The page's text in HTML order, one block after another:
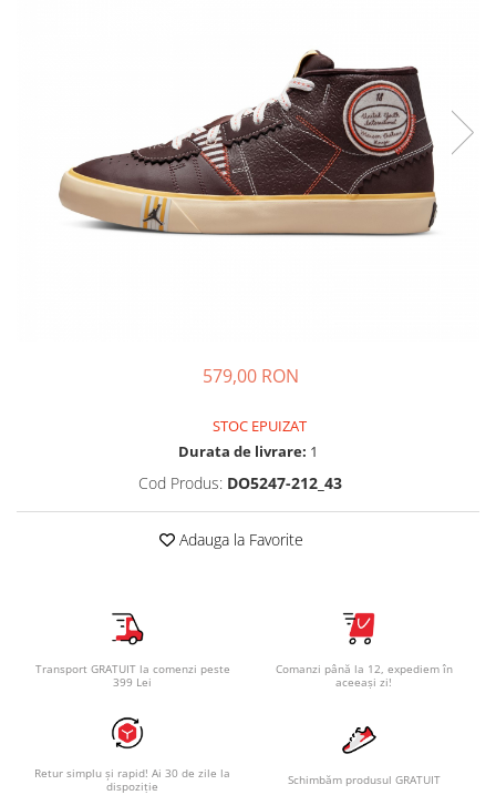
Accesorii
Ingrijire incaltaminte
579,00 RON
STOC EPUIZAT
Durata de livrare: 1
Cod Produs: DO5247-212_43
Adauga la Favorite
Transport GRATUIT la comenzi peste
399 Lei
Comanzi până la 12, expediem în
aceeași zi!
Retur simplu și rapid! Ai 30 de zile la
dispoziție
Schimbăm produsul GRATUIT